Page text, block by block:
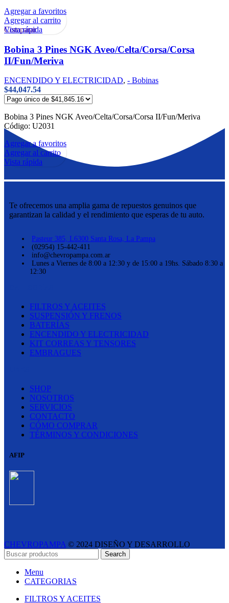
Agregar a favoritos
Agregar al carrito
Vista rápida
Comparar
Bobina 3 Pines NGK Aveo/Celta/Corsa/Corsa
II/Fun/Meriva
ENCENDIDO Y ELECTRICIDAD, - Bobinas
$44,047.54
Bobina 3 Pines NGK Aveo/Celta/Corsa/Corsa II/Fun/Meriva
Código: U2031
Agregar a favoritos
Agregar al carrito
Vista rápida
Te ofrecemos una amplia gama de repuestos genuinos que
garantizan la calidad y el rendimiento que esperas de tu auto.
Pasteur 385, L6300 Santa Rosa, La Pampa
(02954) 15-442-411
info@chevropampa.com.ar
Lunes a Viernes de 8:00 a 12:30 y de 15:00 a 19hs. Sábado 8:30 a
12:30
FILTROS Y ACEITES
SUSPENSIÓN Y FRENOS
BATERÍAS
ENCENDIDO Y ELECTRICIDAD
KIT CORREAS Y TENSORES
EMBRAGUES
SHOP
NOSOTROS
SERVICIOS
CONTACTO
CÓMO COMPRAR
TÉRMINOS Y CONDICIONES
AFIP
CHEVROPAMPA © 2024 DISEÑO Y DESARROLLO
ESTUDIO LIPINA
- E-COMMERCE SOLUTIONS
Search
Menu
CATEGORIAS
FILTROS Y ACEITES